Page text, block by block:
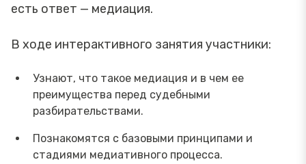
есть ответ — медиация.
В ходе интерактивного занятия участники:
Узнают, что такое медиация и в чем ее
преимущества перед судебными
разбирательствами.
Познакомятся с базовыми принципами и
стадиями медиативного процесса.